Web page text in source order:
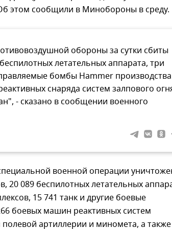
этом сообщили в Минобороны в среду.
обороны за сутки сбиты
летательных аппарата, три
бомбы Hammer производства
снаряда систем залпового
- сказано в сообщении военного
военной операции
20 089 беспилотных летательных
15 741 танк и другие боевые
боевых машин реактивных систем
полевой артиллерии и миномета, а